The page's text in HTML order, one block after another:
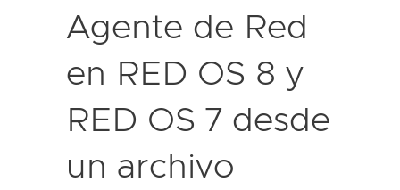
Agente de Red
en RED OS 8 y
RED OS 7 desde
un archivo